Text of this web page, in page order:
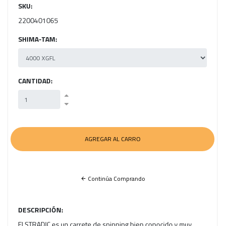
SKU:
2200401065
SHIMA-TAM:
CANTIDAD:
Continúa Comprando
DESCRIPCIÓN: